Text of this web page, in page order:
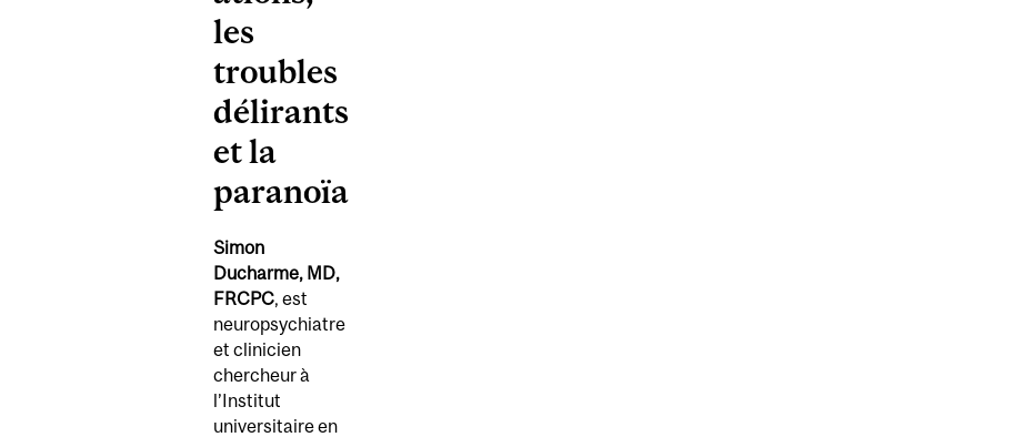
les
troubles
délirants
et la
paranoïa
Simon
Ducharme, MD,
FRCPC, est
neuropsychiatre
et clinicien
chercheur à
l’Institut
universitaire en